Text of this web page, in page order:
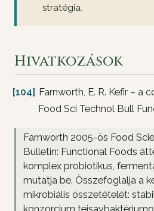
stratégia.
Hivatkozások
[104] Farnworth, E. R. Kefir – a
Food Sci Technol Bull
Farnworth 2005-ös Food
Bulletin: Functional Foods
komplex probiotikus,
mutatja be. Összefoglalja a
mikrobiális összetételét:
konzorcium